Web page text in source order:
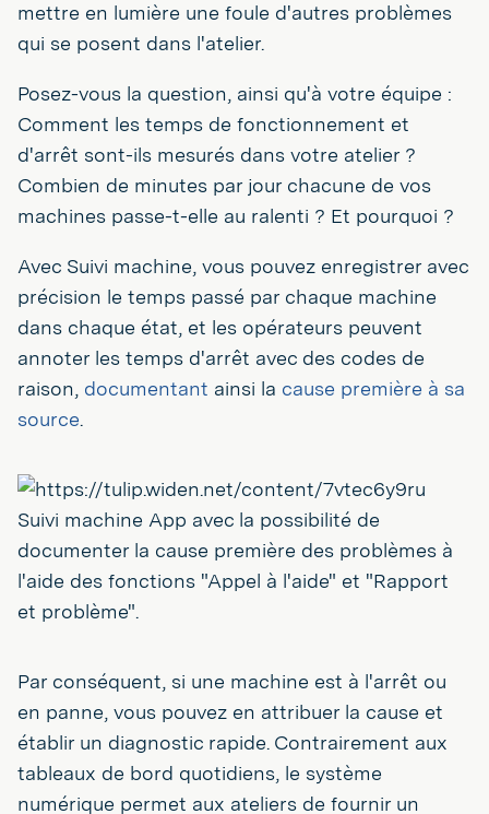
mettre en lumière une foule d'autres problèmes
qui se posent dans l'atelier.
Posez-vous la question, ainsi qu'à votre équipe :
Comment les temps de fonctionnement et
d'arrêt sont-ils mesurés dans votre atelier ?
Combien de minutes par jour chacune de vos
machines passe-t-elle au ralenti ? Et pourquoi ?
Avec Suivi machine, vous pouvez enregistrer avec
précision le temps passé par chaque machine
dans chaque état, et les opérateurs peuvent
annoter les temps d'arrêt avec des codes de
raison, documentant ainsi la cause première à sa
source.
Suivi machine App avec la possibilité de
documenter la cause première des problèmes à
l'aide des fonctions "Appel à l'aide" et "Rapport
et problème".
Par conséquent, si une machine est à l'arrêt ou
en panne, vous pouvez en attribuer la cause et
établir un diagnostic rapide. Contrairement aux
tableaux de bord quotidiens, le système
numérique permet aux ateliers de fournir un